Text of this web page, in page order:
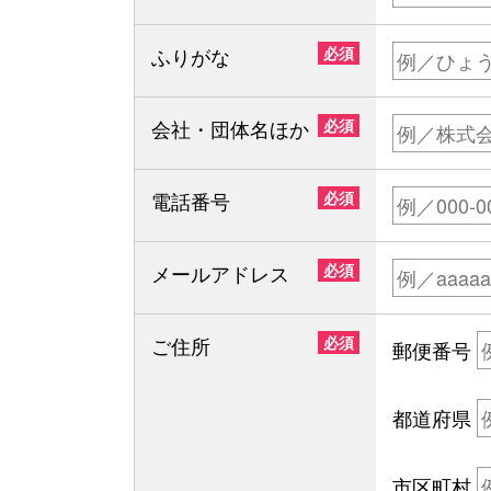
ふりがな 必須
会社・団体名ほか 必須
電話番号 必須
メールアドレス 必須
ご住所 必須 郵便番号
都道府県